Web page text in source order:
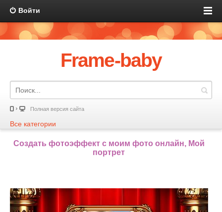
Войти
Frame-baby
Полная версия сайта
Все категории
Создать фотоэффект с моим фото онлайн, Мой
портрет